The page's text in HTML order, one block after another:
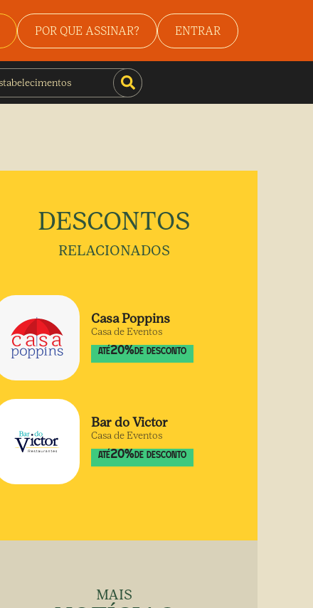
POR QUE ASSINAR? ENTRAR
DESCONTOS
RELACIONADOS
Casa Poppins
Casa de Eventos
ATÉ20%DE DESCONTO
Bar do Victor
Casa de Eventos
ATÉ20%DE DESCONTO
MAIS